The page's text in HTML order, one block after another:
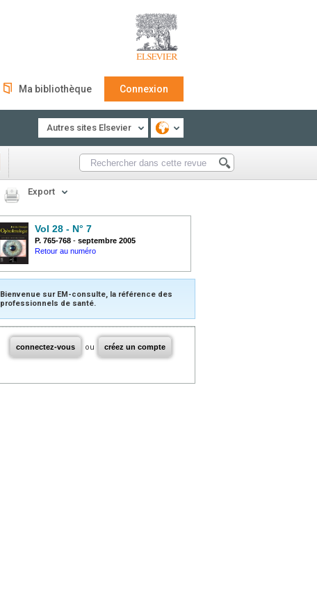
Ma bibliothèque Connexion
Autres sites Elsevier
Export
Vol 28 - N° 7
P. 765-768 - septembre 2005
Retour au numéro
Bienvenue sur EM-consulte, la référence des
professionnels de santé.
connectez-vous ou créez un compte